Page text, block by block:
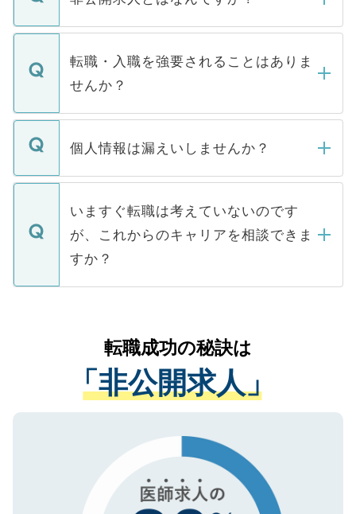
ます。通常、5営業日以内にはご連絡をせて
いただきますので、しばらくお待ちくださ
い。
マイナビDOCTORで取り扱っている求人の
うち約3割は、Webサイトからご覧いただ
けない「非公開求人」です。非公開求人は
下記の理由によって、一般には公開してい
ません。
■応募殺到を避けるため 人気のある医療機
関を公にしてしまうと、応募が殺到する場
に、医療機関が求める条件に合った人材の
みを人材紹介会社に依頼するケースが増え
ています。
転職・入職を強要されることはありま
せんか？
転職・入職を強要することは一切ありませ
ん。また、仮に応募先から内定をいただい
定を承諾する必要はありません。内定先へ
の辞退の連絡はキャリアパートナーが行い
ますので、ご安心ください。
個人情報は漏えいしませんか？
個人情報が漏えいすることはありませんの
で、ご安心ください。当サイトからの登録
などで収集したご登録者様の個人情報は、
ご本人のキャリアアップおよび転職活動の
支援を目的に使用いたします。お預かりし
ているすべての個人データはご本人の許可
は、個人情報の取り扱いについての厳密な
管理基準を満たした事業者のみに付与され
る、プライバシーマークを取得済みです。
ご登録いただいた個人情報は、SSL（デー
で、機密保持に関してもご安心ください。
いますぐ転職は考えていないのです
が、これからのキャリアを相談できま
すか？
かがいして、現在の医療機関の状況や紹介
経験をまじえながら、適切なアドバイスを
させていただきます。すぐにご転職をされ
ない方には、長期的なサポートが可能です
ので、まずはご登録ください。
転職成功の秘訣は
「非公開求人」